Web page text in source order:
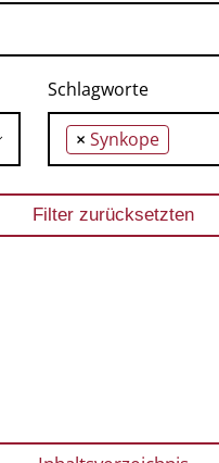
Schlagworte
× Synkope